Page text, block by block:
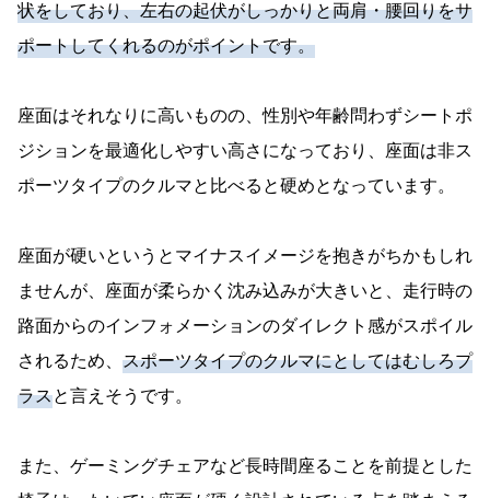
状をしており、左右の起伏がしっかりと両肩・腰回りをサ
ポートしてくれるのがポイントです。
座面はそれなりに高いものの、性別や年齢問わずシートポ
ジションを最適化しやすい高さになっており、座面は非ス
ポーツタイプのクルマと比べると硬めとなっています。
座面が硬いというとマイナスイメージを抱きがちかもしれ
ませんが、座面が柔らかく沈み込みが大きいと、走行時の
路面からのインフォメーションのダイレクト感がスポイル
されるため、 スポーツタイプのクルマにとしてはむしろプ
ラスと言えそうです。
また、ゲーミングチェアなど長時間座ることを前提とした